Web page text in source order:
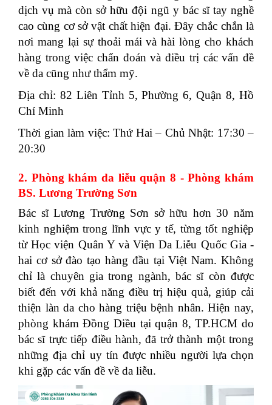
dịch vụ mà còn sở hữu đội ngũ y bác sĩ tay nghề
cao cùng cơ sở vật chất hiện đại. Đây chắc chắn là
nơi mang lại sự thoải mái và hài lòng cho khách
hàng trong việc chẩn đoán và điều trị các vấn đề
về da cũng như thẩm mỹ.
Địa chỉ: 82 Liên Tỉnh 5, Phường 6, Quận 8, Hồ
Chí Minh
Thời gian làm việc: Thứ Hai – Chủ Nhật: 17:30 –
20:30
2. Phòng khám da liễu quận 8 - Phòng khám
BS. Lương Trường Sơn
Bác sĩ Lương Trường Sơn sở hữu hơn 30 năm
kinh nghiệm trong lĩnh vực y tế, từng tốt nghiệp
từ Học viện Quân Y và Viện Da Liễu Quốc Gia -
hai cơ sở đào tạo hàng đầu tại Việt Nam. Không
chỉ là chuyên gia trong ngành, bác sĩ còn được
biết đến với khả năng điều trị hiệu quả, giúp cải
thiện làn da cho hàng triệu bệnh nhân. Hiện nay,
phòng khám Đồng Diều tại quận 8, TP.HCM do
bác sĩ trực tiếp điều hành, đã trở thành một trong
những địa chỉ uy tín được nhiều người lựa chọn
khi gặp các vấn đề về da liễu.